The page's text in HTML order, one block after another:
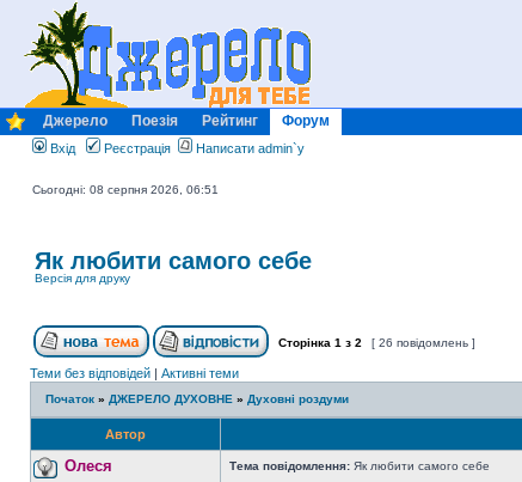
Джерело Поезія Рейтинг Форум
Вхід Реєстрація Написати admin`у
Сьогодні: 08 серпня 2026, 06:51
Як любити самого себе
Версія для друку
Сторінка 1 з 2 [ 26 повідомлень ]
Теми без відповідей | Активні теми
Початок » ДЖЕРЕЛО ДУХОВНЕ » Духовні роздуми
Автор
Олеся Тема повідомлення: Як любити самого себе